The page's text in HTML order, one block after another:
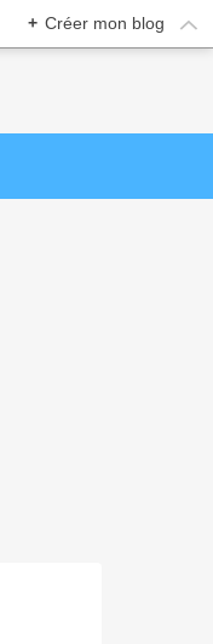
+ Créer mon blog